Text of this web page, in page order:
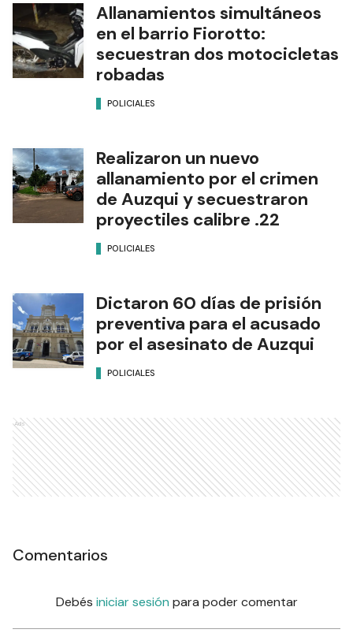
Allanamientos simultáneos
en el barrio Fiorotto:
secuestran dos motocicletas
robadas
POLICIALES
Realizaron un nuevo
allanamiento por el crimen
de Auzqui y secuestraron
proyectiles calibre .22
POLICIALES
Dictaron 60 días de prisión
preventiva para el acusado
por el asesinato de Auzqui
POLICIALES
Ads
Comentarios
Debés iniciar sesión para poder comentar